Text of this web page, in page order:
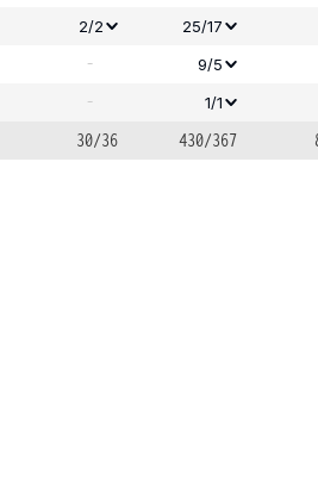
2/2 25/17
-
9/5
- 1/1
30/36 430/367